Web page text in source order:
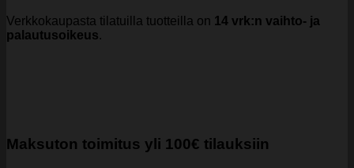
Verkkokaupasta tilatuilla tuotteilla on 14 vrk:n vaihto- ja
palautusoikeus.
Maksuton toimitus yli 100€ tilauksiin